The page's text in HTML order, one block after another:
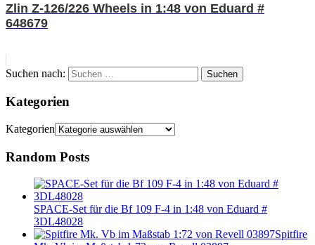
Zlin Z-126/226 Wheels in 1:48 von Eduard #
648679
Suchen nach: Suchen
Kategorien
Kategorien
Random Posts
SPACE-Set für die Bf 109 F-4 in 1:48 von Eduard #
3DL48028
Spitfire